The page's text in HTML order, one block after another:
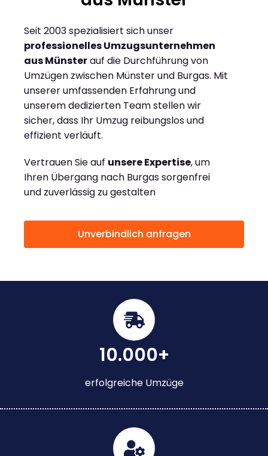
Seit 2003 spezialisiert sich unser
professionelles Umzugsunternehmen
aus Münsterauf die Durchführung von
Umzügen zwischen Münster und Burgas. Mit
unserer umfassenden Erfahrung und
unserem dedizierten Team stellen wir
sicher, dass Ihr Umzug reibungslos und
effizient verläuft.
Vertrauen Sie auf unsere Expertise, um
Ihren Übergang nach Burgas sorgenfrei
und zuverlässig zu gestalten
Unverbindlich anfragen
10.000+
erfolgreiche Umzüge